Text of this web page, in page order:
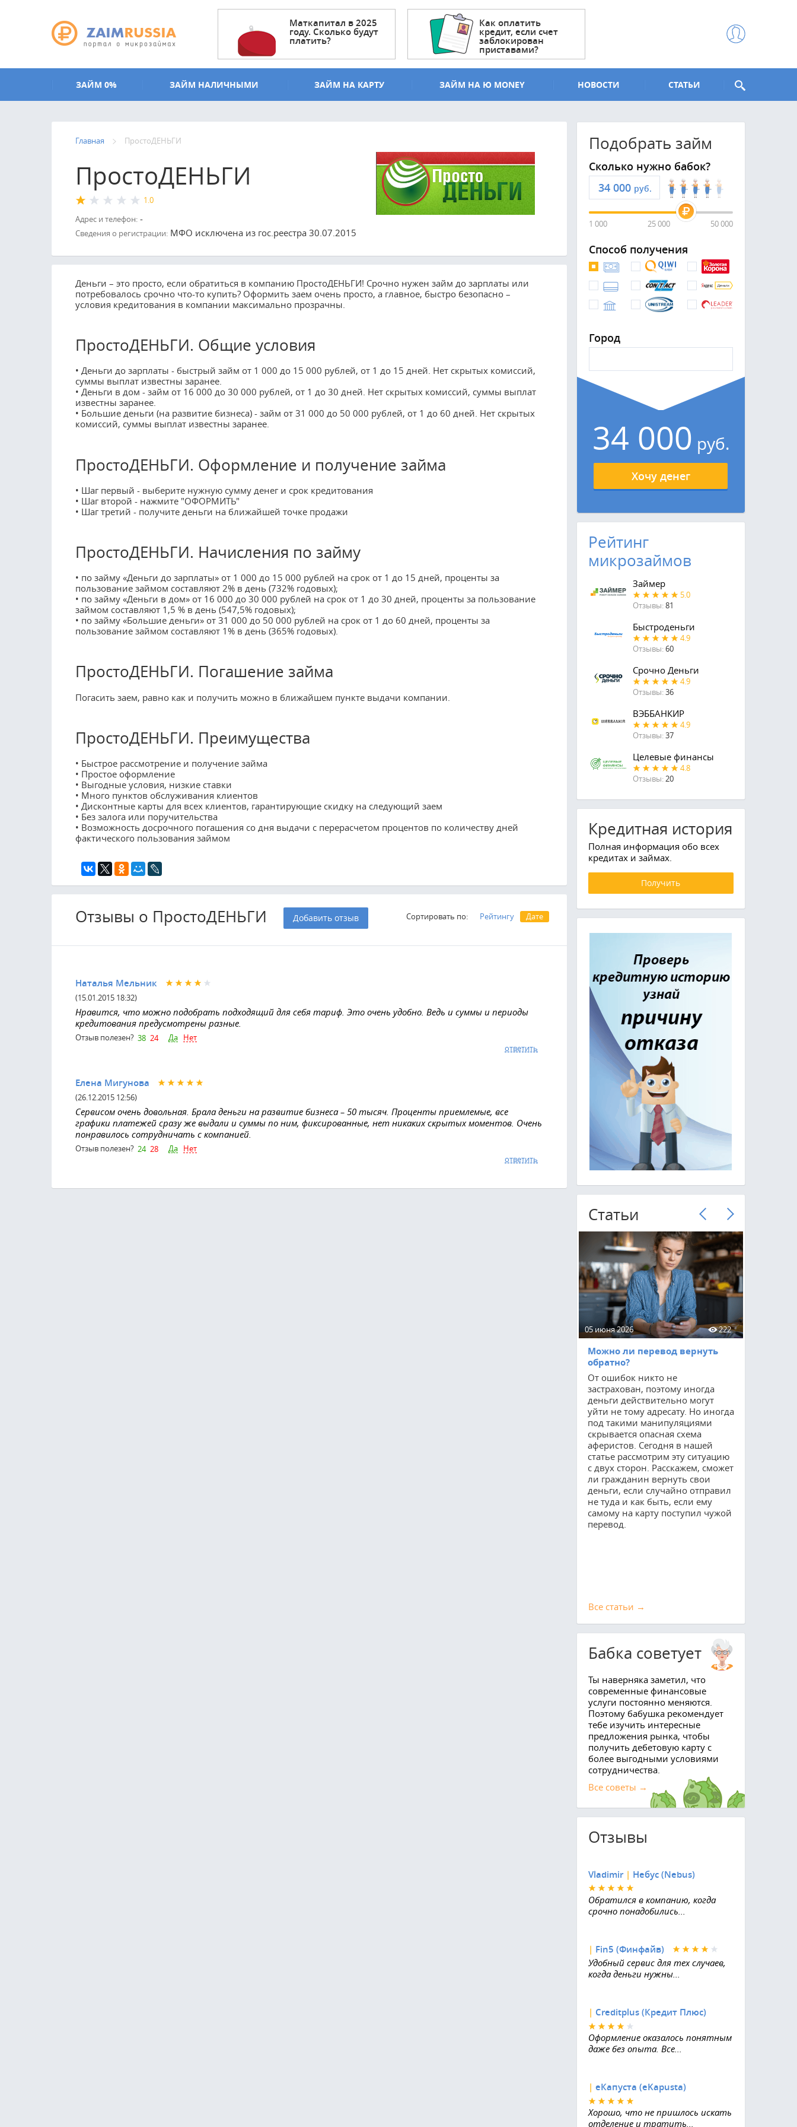
Маткапитал в 2025
году. Сколько будут
платить?
Как оплатить
кредит, если счет
заблокирован
приставами?
ЗАЙМ 0% ЗАЙМ НАЛИЧНЫМИ ЗАЙМ НА КАРТУ ЗАЙМ НА Ю MONEY НОВОСТИ СТАТЬИ
Главная ПростоДЕНЬГИ
ПростоДЕНЬГИ
1.0
Адрес и телефон: -
Сведения о регистрации: МФО исключена из гос.реестра 30.07.2015
Деньги – это просто, если обратиться в компанию ПростоДЕНЬГИ! Срочно нужен займ до зарплаты или
потребовалось срочно что-то купить? Оформить заем очень просто, а главное, быстро безопасно –
условия кредитования в компании максимально прозрачны.
ПростоДЕНЬГИ. Общие условия
• Деньги до зарплаты - быстрый займ от 1 000 до 15 000 рублей, от 1 до 15 дней. Нет скрытых комиссий,
суммы выплат известны заранее.
• Деньги в дом - займ от 16 000 до 30 000 рублей, от 1 до 30 дней. Нет скрытых комиссий, суммы выплат
известны заранее.
• Большие деньги (на развитие бизнеса) - займ от 31 000 до 50 000 рублей, от 1 до 60 дней. Нет скрытых
комиссий, суммы выплат известны заранее.
ПростоДЕНЬГИ. Оформление и получение займа
• Шаг первый - выберите нужную сумму денег и срок кредитования
• Шаг второй - нажмите "ОФОРМИТЬ"
• Шаг третий - получите деньги на ближайшей точке продажи
ПростоДЕНЬГИ. Начисления по займу
• по займу «Деньги до зарплаты» от 1 000 до 15 000 рублей на срок от 1 до 15 дней, проценты за
пользование займом составляют 2% в день (732% годовых);
• по займу «Деньги в дом» от 16 000 до 30 000 рублей на срок от 1 до 30 дней, проценты за пользование
займом составляют 1,5 % в день (547,5% годовых);
• по займу «Большие деньги» от 31 000 до 50 000 рублей на срок от 1 до 60 дней, проценты за
пользование займом составляют 1% в день (365% годовых).
ПростоДЕНЬГИ. Погашение займа
Погасить заем, равно как и получить можно в ближайшем пункте выдачи компании.
ПростоДЕНЬГИ. Преимущества
• Быстрое рассмотрение и получение займа
• Простое оформление
• Выгодные условия, низкие ставки
• Много пунктов обслуживания клиентов
• Дисконтные карты для всех клиентов, гарантирующие скидку на следующий заем
• Без залога или поручительства
• Возможность досрочного погашения со дня выдачи с перерасчетом процентов по количеству дней
фактического пользования займом
Отзывы о ПростоДЕНЬГИ Добавить отзыв Сортировать по: Рейтингу Дате
Наталья Мельник
(15.01.2015 18:32)
Нравится, что можно подобрать подходящий для себя тариф. Это очень удобно. Ведь и суммы и периоды
кредитования предусмотрены разные.
Отзыв полезен? 38 24 Да Нет
ответить
Елена Мигунова
(26.12.2015 12:56)
Сервисом очень довольная. Брала деньги на развитие бизнеса – 50 тысяч. Проценты приемлемые, все
графики платежей сразу же выдали и суммы по ним, фиксированные, нет никаких скрытых моментов. Очень
понравилось сотрудничать с компанией.
Отзыв полезен? 24 28 Да Нет
ответить
Подобрать займ
Сколько нужно бабок?
руб.
1 000 25 000 50 000
Способ получения
Город
34 000 руб.
Хочу денег
Рейтинг
микрозаймов
Займер
5.0
Отзывы:81
Быстроденьги
4.9
Отзывы:60
Срочно Деньги
4.9
Отзывы:36
ВЭББАНКИР
4.9
Отзывы:37
Целевые финансы
4.8
Отзывы:20
Кредитная история
Полная информация обо всех
кредитах и займах.
Получить
Cтатьи
05 июня 2026 222
Можно ли перевод вернуть
обратно?
От ошибок никто не
застрахован, поэтому иногда
деньги действительно могут
уйти не тому адресату. Но иногда
под такими манипуляциями
скрывается опасная схема
аферистов. Сегодня в нашей
статье рассмотрим эту ситуацию
с двух сторон. Расскажем, сможет
ли гражданин вернуть свои
деньги, если случайно отправил
не туда и как быть, если ему
самому на карту поступил чужой
перевод.
Все cтатьи →
Бабка советует
Ты наверняка заметил, что
современные финансовые
услуги постоянно меняются.
Поэтому бабушка рекомендует
тебе изучить интересные
предложения рынка, чтобы
получить дебетовую карту с
более выгодными условиями
сотрудничества.
Все советы →
Отзывы
Vladimir | Небус (Nebus)
Обратился в компанию, когда
срочно понадобились...
| Fin5 (Финфайв)
Удобный сервис для тех случаев,
когда деньги нужны...
| Creditplus (Кредит Плюс)
Оформление оказалось понятным
даже без опыта. Все...
| еКапуста (eKapusta)
Хорошо, что не пришлось искать
отделение и тратить...